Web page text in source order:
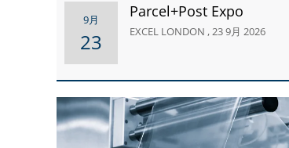
9月
23
Parcel+Post Expo
EXCEL LONDON , 23 9月 2026